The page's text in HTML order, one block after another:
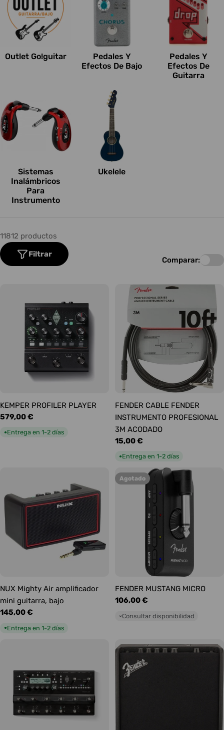
Outlet Go!guitar
Pedales Y
Efectos De Bajo
Pedales Y
Efectos De
Guitarra
Sistemas
Inalámbricos
Para
Instrumento
Ukelele
11812 productos
Filtrar
Comparar:
KEMPER PROFILER PLAYER
Precio
habitual
579,00 €
●Entrega en 1-2 días
FENDER CABLE FENDER
INSTRUMENTO PROFESIONAL
3M ACODADO
Precio
habitual
15,00 €
●Entrega en 1-2 días
NUX Mighty Air amplificador
mini guitarra, bajo
Precio
145,00 €
●Entrega en 1-2 días
Agotado
FENDER MUSTANG MICRO
Precio
106,00 €
○Consultar disponibilidad